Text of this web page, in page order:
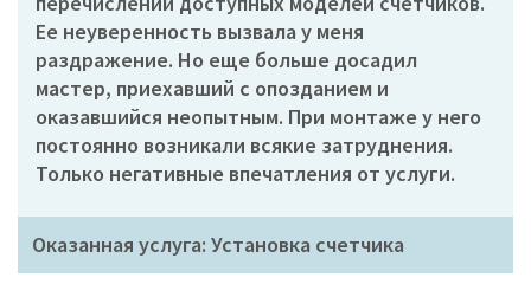
Ее неуверенность вызвала у меня
раздражение. Но еще больше досадил
мастер, приехавший с опозданием и
оказавшийся неопытным. При монтаже у него
постоянно возникали всякие затруднения.
Только негативные впечатления от услуги.
Оказанная услуга: Установка счетчика